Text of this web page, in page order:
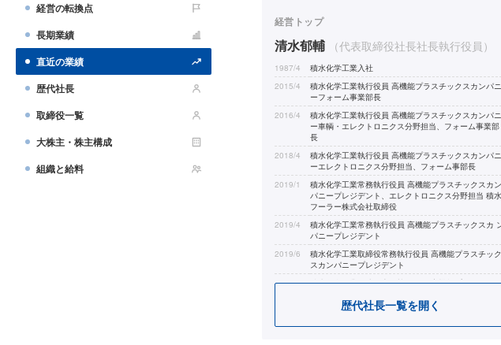
経営の転換点
長期業績
直近の業績
歴代社長
取締役一覧
大株主・株主構成
組織と給料
経営トップ
清水郁輔 （代表取締役社長社長執行役員）
1987/4
積水化学工業入社
2015/4
積水化学工業執行役員 高機能プラスチックスカンパニ
ーフォーム事業部長
2016/4
積水化学工業執行役員 高機能プラスチックスカンパニ
ー車輌・エレクトロニクス分野担当、フォーム事業部
長
2018/4
積水化学工業執行役員 高機能プラスチックスカンパニ
ーエレクトロニクス分野担当、フォーム事部長
2019/1
積水化学工業常務執行役員 高機能プラスチックスカン
パニープレジデント、エレクトロニクス分野担当 積水
フーラー株式会社取締役
2019/4
積水化学工業常務執行役員 高機能プラスチックスカ
パニープレジデント
2019/6
積水化学工業取締役常務執行役員 高機能プラスチック
スカンパニープレジデント
2021/4
積水化学工業取締役専務執行役員 高機能プラスチック
積水化学工業代表取締役専務執行役員 ESG経営推進部
歴代社長一覧を開く